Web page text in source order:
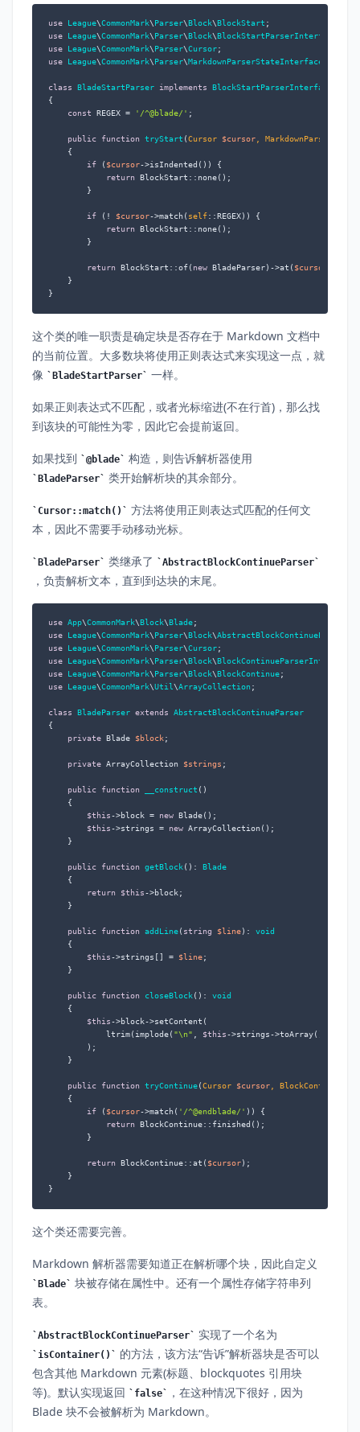
use League\CommonMark\ Parser\Block\BlockStart
use
League\CommonMark\ Parser\Block\BlockStartParserInterface
use
League\CommonMark\ Parser\Cursor
use
League\CommonMark\ Parser\MarkdownParserStateInterface
class BladeStartParser implements
BlockStartParserInterface
{
const REGEX = '/^@blade/' ;
public function tryStart (Cursor $cursor,
{
if ( $cursor->isIndented()) {
return BlockStart::none();
        }
if (! $cursor->match( self::REGEX)) {
return BlockStart::none();
        }
return BlockStart::of( new BladeParser)->at( $cursor
    }
}
这个类的唯一职责是确定块是否存在于 Markdown 文档中
的当前位置。大多数块将使用正则表达式来实现这一点，就
像
BladeStartParser 一样。
如果正则表达式不匹配，或者光标缩进(不在行首)，那么找
到该块的可能性为零，因此它会提前返回。
如果找到 @blade 构造，则告诉解析器使用
BladeParser 类开始解析块的其余部分。
Cursor::match()
方法将使用正则表达式匹配的任何文
本，因此不需要手动移动光标。
BladeParser 类继承了 AbstractBlockContinueParser
，负责解析文本，直到到达块的末尾。
use App\CommonMark\Block\Blade
use
League\CommonMark\ Parser\Block\AbstractBlockContinueParser
use
League\CommonMark\ Parser\Cursor
use
League\CommonMark\ Parser\Block\BlockContinueParserInterface
use
League\CommonMark\ Parser\Block\BlockContinue
use
League\CommonMark\Util\ArrayCollection ;
class BladeParser extends
AbstractBlockContinueParser
{
private Blade $block;
private ArrayCollection $strings ;
public function __construct ( )
{
$this->block = new Blade();
$this->strings = new ArrayCollection();
    }
public function getBlock( ):
Blade
{
return
$this->block;
    }
public function addLine( string $line): void
{
$this->strings[] = $line;
    }
public function closeBlock( ): void
{
$this->block->setContent(
            ltrim(implode(
"\n" , $this->strings->toArray()))
        );
    }
public function tryContinue(Cursor $cursor,
{
if ( $cursor->match( '/^@endblade/' )) {
return BlockContinue::finished();
        }
return BlockContinue::at( $cursor);
    }
}
这个类还需要完善。
Markdown 解析器需要知道正在解析哪个块，因此自定义
Blade
块被存储在属性中。还有一个属性存储字符串列
表。
AbstractBlockContinueParser 实现了一个名为
isContainer()
的方法，该方法“告诉”解析器块是否可以
包含其他 Markdown 元素(标题、blockquotes 引用块
等)。默认实现返回
false
，在这种情况下很好，因为
Blade 块不会被解析为 Markdown。